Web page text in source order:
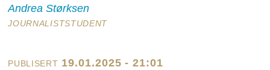
Andrea Størksen
JOURNALISTSTUDENT
PUBLISERT 19.01.2025 - 21:01